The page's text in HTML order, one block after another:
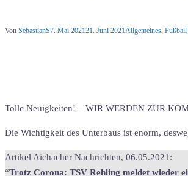
Von SebastianS7. Mai 202121. Juni 2021Allgemeines, Fußball
Tolle Neuigkeiten! – WIR WERDEN ZUR
Die Wichtigkeit des Unterbaus ist enorm,
Artikel Aichacher Nachrichten, 06.05.2021:
“Trotz Corona: TSV Rehling meldet wieder